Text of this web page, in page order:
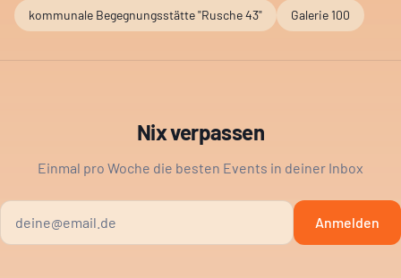
kommunale Begegnungsstätte "Rusche 43" Galerie 100
Nix verpassen
Einmal pro Woche die besten Events in deiner Inbox
Anmelden